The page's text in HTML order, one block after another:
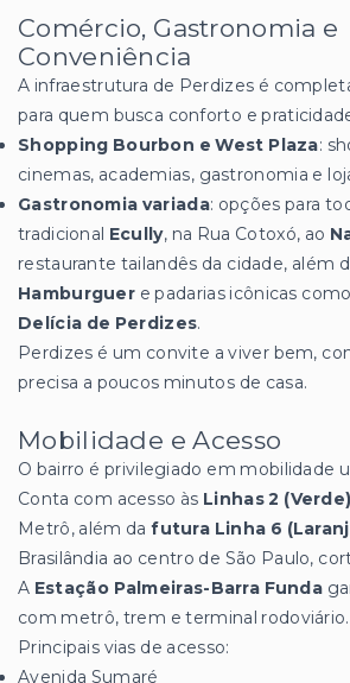
Comércio, Gastronomia e
Conveniência
A infraestrutura de Perdizes é
para quem busca conforto e
Shopping Bourbon e West Plaza:
cinemas, academias, gastronomia e
Gastronomia variada: opções para
tradicional Ecully, na Rua Cotoxó, ao
restaurante tailandês da cidade, além
Hamburguer e padarias icônicas
Delícia de Perdizes.
Perdizes é um convite a viver bem,
precisa a poucos minutos de casa.
Mobilidade e Acesso
O bairro é privilegiado em mobilidade
Conta com acesso às Linhas 2 (Verde)
Metrô, além dafutura Linha 6
Brasilândia ao centro de São Paulo,
A Estação Palmeiras-Barra Funda
com metrô, trem e terminal rodoviário.
Principais vias de acesso:
Avenida Sumaré